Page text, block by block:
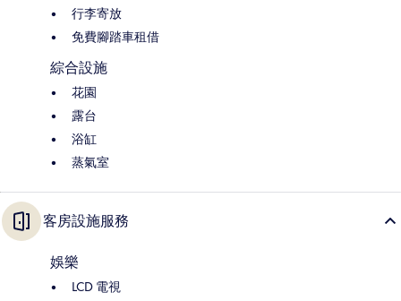
行李寄放
免費腳踏車租借
綜合設施
花園
露台
浴缸
蒸氣室
客房設施服務
娛樂
LCD 電視